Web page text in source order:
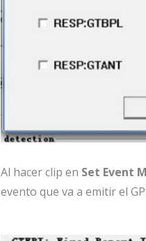
Al hacer clip en Set Event
evento que va a emitir el